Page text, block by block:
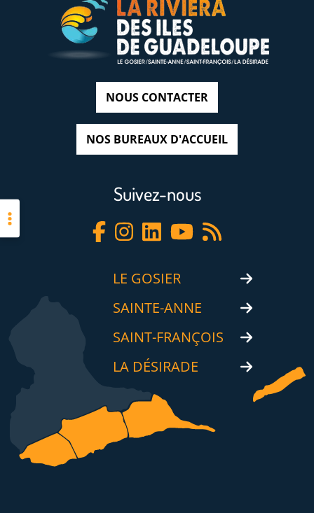
NOUS CONTACTER
NOS BUREAUX D'ACCUEIL
Suivez-nous
LE GOSIER
SAINTE-ANNE
SAINT-FRANÇOIS
LA DÉSIRADE